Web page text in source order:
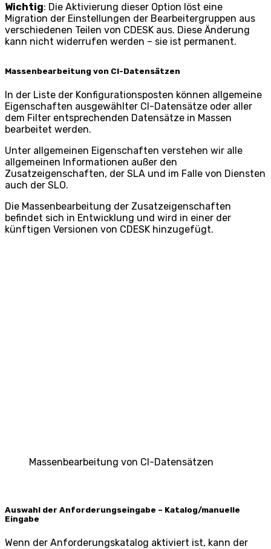
Wichtig: Die Aktivierung dieser Option löst eine
Migration der Einstellungen der Bearbeitergruppen aus
verschiedenen Teilen von CDESK aus. Diese Änderung
kann nicht widerrufen werden – sie ist permanent.
Massenbearbeitung von CI-Datensätzen
In der Liste der Konfigurationsposten können allgemeine
Eigenschaften ausgewählter CI-Datensätze oder aller
dem Filter entsprechenden Datensätze in Massen
bearbeitet werden.
Unter allgemeinen Eigenschaften verstehen wir alle
allgemeinen Informationen außer den
Zusatzeigenschaften, der SLA und im Falle von Diensten
auch der SLO.
Die Massenbearbeitung der Zusatzeigenschaften
befindet sich in Entwicklung und wird in einer der
künftigen Versionen von CDESK hinzugefügt.
Massenbearbeitung von CI-Datensätzen
Auswahl der Anforderungseingabe – Katalog/manuelle
Eingabe
Wenn der Anforderungskatalog aktiviert ist, kann der